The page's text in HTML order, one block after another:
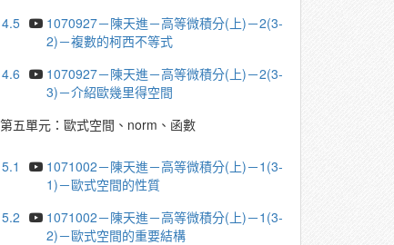
4.5
1070927－陳天進－高等微積分(上)－2(3-
2)－複數的柯西不等式
4.6
1070927－陳天進－高等微積分(上)－2(3-
3)－介紹歐幾里得空間
第五單元：歐式空間、norm、函數
5.1
1071002－陳天進－高等微積分(上)－1(3-
1)－歐式空間的性質
5.2
1071002－陳天進－高等微積分(上)－1(3-
2)－歐式空間的重要結構